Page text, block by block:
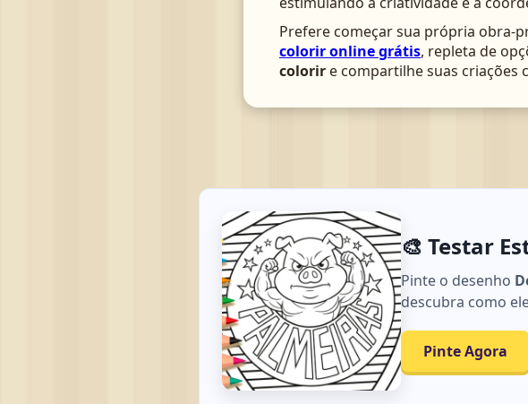
Prefere começar sua própria obra-
colorir online grátis, repleta de
colorir e compartilhe suas criações
🎨 Testar
Pinte o desenho
descubra como
Pinte Agora